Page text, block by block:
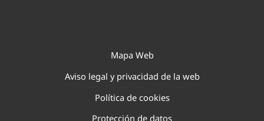
Mapa Web
Aviso legal y privacidad de la web
Política de cookies
Protección de datos